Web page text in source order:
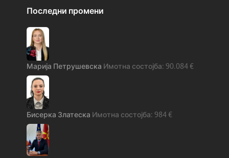
Последни промени
Марија Петрушевска 90.084€
Бисерка Златеска 984€